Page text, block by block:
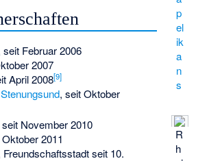
p
el
ik
a
n
s
R
h
seit Februar 2006
2007
April 2008[9]
Stenungsund, seit Oktober
November 2010
2011
Freundschaftsstadt seit 10.